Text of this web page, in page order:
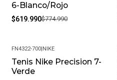
6-Blanco/Rojo
$619.990$774.990
-20%
FN4322-700| NIKE
Tenis Nike Precision 7-
Verde